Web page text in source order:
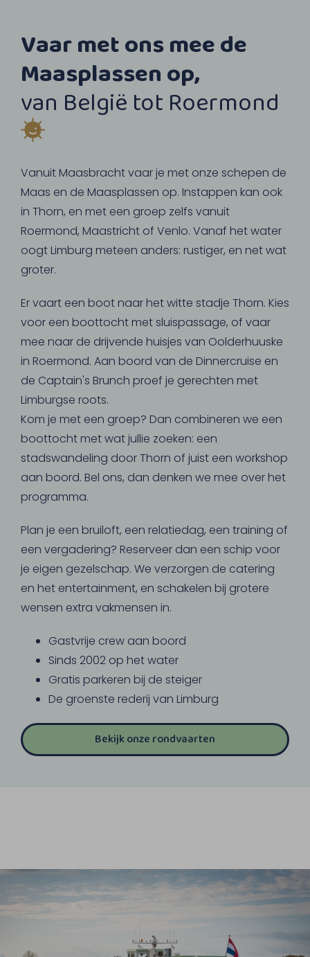
Vaar met ons mee de
Maasplassen op,
van België tot Roermond
Vanuit Maasbracht vaar je met onze schepen de
Maas en de Maasplassen op. Instappen kan ook
in Thorn, en met een groep zelfs vanuit
Roermond, Maastricht of Venlo. Vanaf het water
oogt Limburg meteen anders: rustiger, en net wat
groter.
Er vaart een boot naar het witte stadje Thorn. Kies
voor een boottocht met sluispassage, of vaar
mee naar de drijvende huisjes van Oolderhuuske
in Roermond. Aan boord van de Dinnercruise en
de Captain's Brunch proef je gerechten met
Limburgse roots.
Kom je met een groep? Dan combineren we een
boottocht met wat jullie zoeken: een
stadswandeling door Thorn of juist een workshop
aan boord. Bel ons, dan denken we mee over het
programma.
Plan je een bruiloft, een relatiedag, een training of
een vergadering? Reserveer dan een schip voor
je eigen gezelschap. We verzorgen de catering
en het entertainment, en schakelen bij grotere
wensen extra vakmensen in.
Gastvrije crew aan boord
Sinds 2002 op het water
Gratis parkeren bij de steiger
De groenste rederij van Limburg
Bekijk onze rondvaarten